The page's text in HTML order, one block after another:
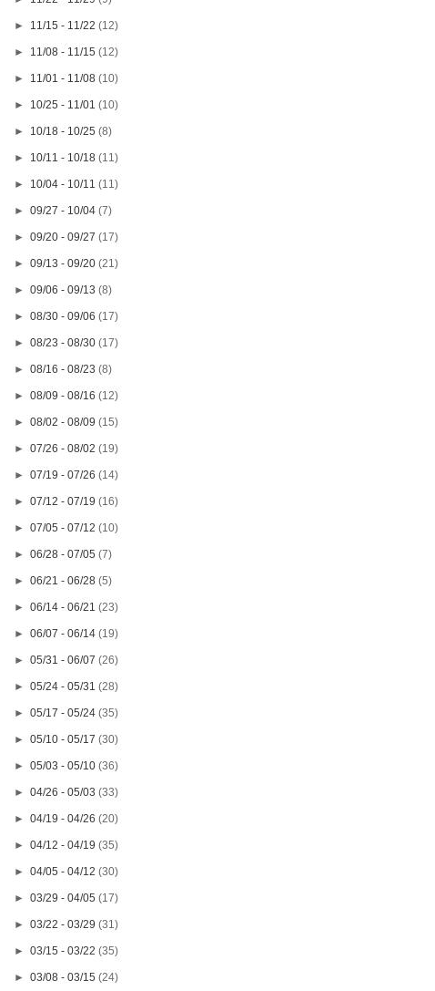
► 11/15 - 11/22(12)
► 11/08 - 11/15(12)
► 11/01 - 11/08(10)
► 10/25 - 11/01(10)
► 10/18 - 10/25(8)
► 10/11 - 10/18(11)
► 10/04 - 10/11(11)
►09/27 - 10/04(7)
►09/20 - 09/27(17)
►09/13 - 09/20(21)
►09/06 - 09/13(8)
►08/30 - 09/06(17)
►08/23 - 08/30(17)
►08/16 - 08/23(8)
►08/09 - 08/16(12)
►08/02 - 08/09(15)
►07/26 - 08/02(19)
►07/19 - 07/26(14)
►07/12 - 07/19(16)
►07/05 - 07/12(10)
►06/28 - 07/05(7)
►06/21 - 06/28(5)
►06/14 - 06/21(23)
►06/07 - 06/14(19)
►05/31 - 06/07(26)
►05/24 - 05/31(28)
►05/17 - 05/24(35)
►05/10 - 05/17(30)
►05/03 - 05/10(36)
►04/26 - 05/03(33)
►04/19 - 04/26(20)
►04/12 - 04/19(35)
►04/05 - 04/12(30)
►03/29 - 04/05(17)
►03/22 - 03/29(31)
►03/15 - 03/22(35)
►03/08 - 03/15(24)